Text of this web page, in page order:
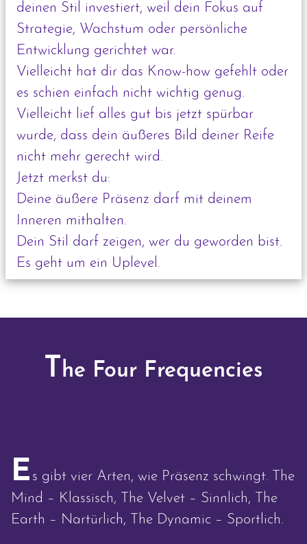
deinen Stil investiert, weil dein Fokus auf
Strategie, Wachstum oder persönliche
Entwicklung gerichtet war.
Vielleicht hat dir das Know-how gefehlt oder
es schien einfach nicht wichtig genug.
Vielleicht lief alles gut bis jetzt spürbar
wurde, dass dein äußeres Bild deiner Reife
nicht mehr gerecht wird.
Jetzt merkst du:
Deine äußere Präsenz darf mit deinem
Inneren mithalten.
Dein Stil darf zeigen, wer du geworden bist.
Es geht um ein Uplevel.
The Four Frequencies
E s gibt vier Arten, wie Präsenz schwingt. The
Mind – Klassisch, The Velvet – Sinnlich, The
Earth – Nartürlich, The Dynamic – Sportlich.